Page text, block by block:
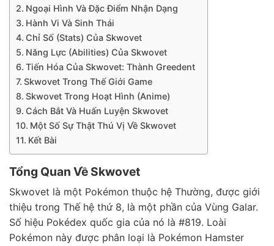
Ngoại Hình Và Đặc Điểm Nhận Dạng
Hành Vi Và Sinh Thái
Chỉ Số (Stats) Của Skwovet
Năng Lực (Abilities) Của Skwovet
Tiến Hóa Của Skwovet: Thành Greedent
Skwovet Trong Thế Giới Game
Skwovet Trong Hoạt Hình (Anime)
Cách Bắt Và Huấn Luyện Skwovet
Một Số Sự Thật Thú Vị Về Skwovet
Kết Bài
Tổng Quan Về Skwovet
Skwovet là một Pokémon thuộc hệ Thường, được giới
thiệu trong Thế hệ thứ 8, là một phần của Vùng Galar.
Số hiệu Pokédex quốc gia của nó là #819. Loài
Pokémon này được phân loại là Pokémon Hamster